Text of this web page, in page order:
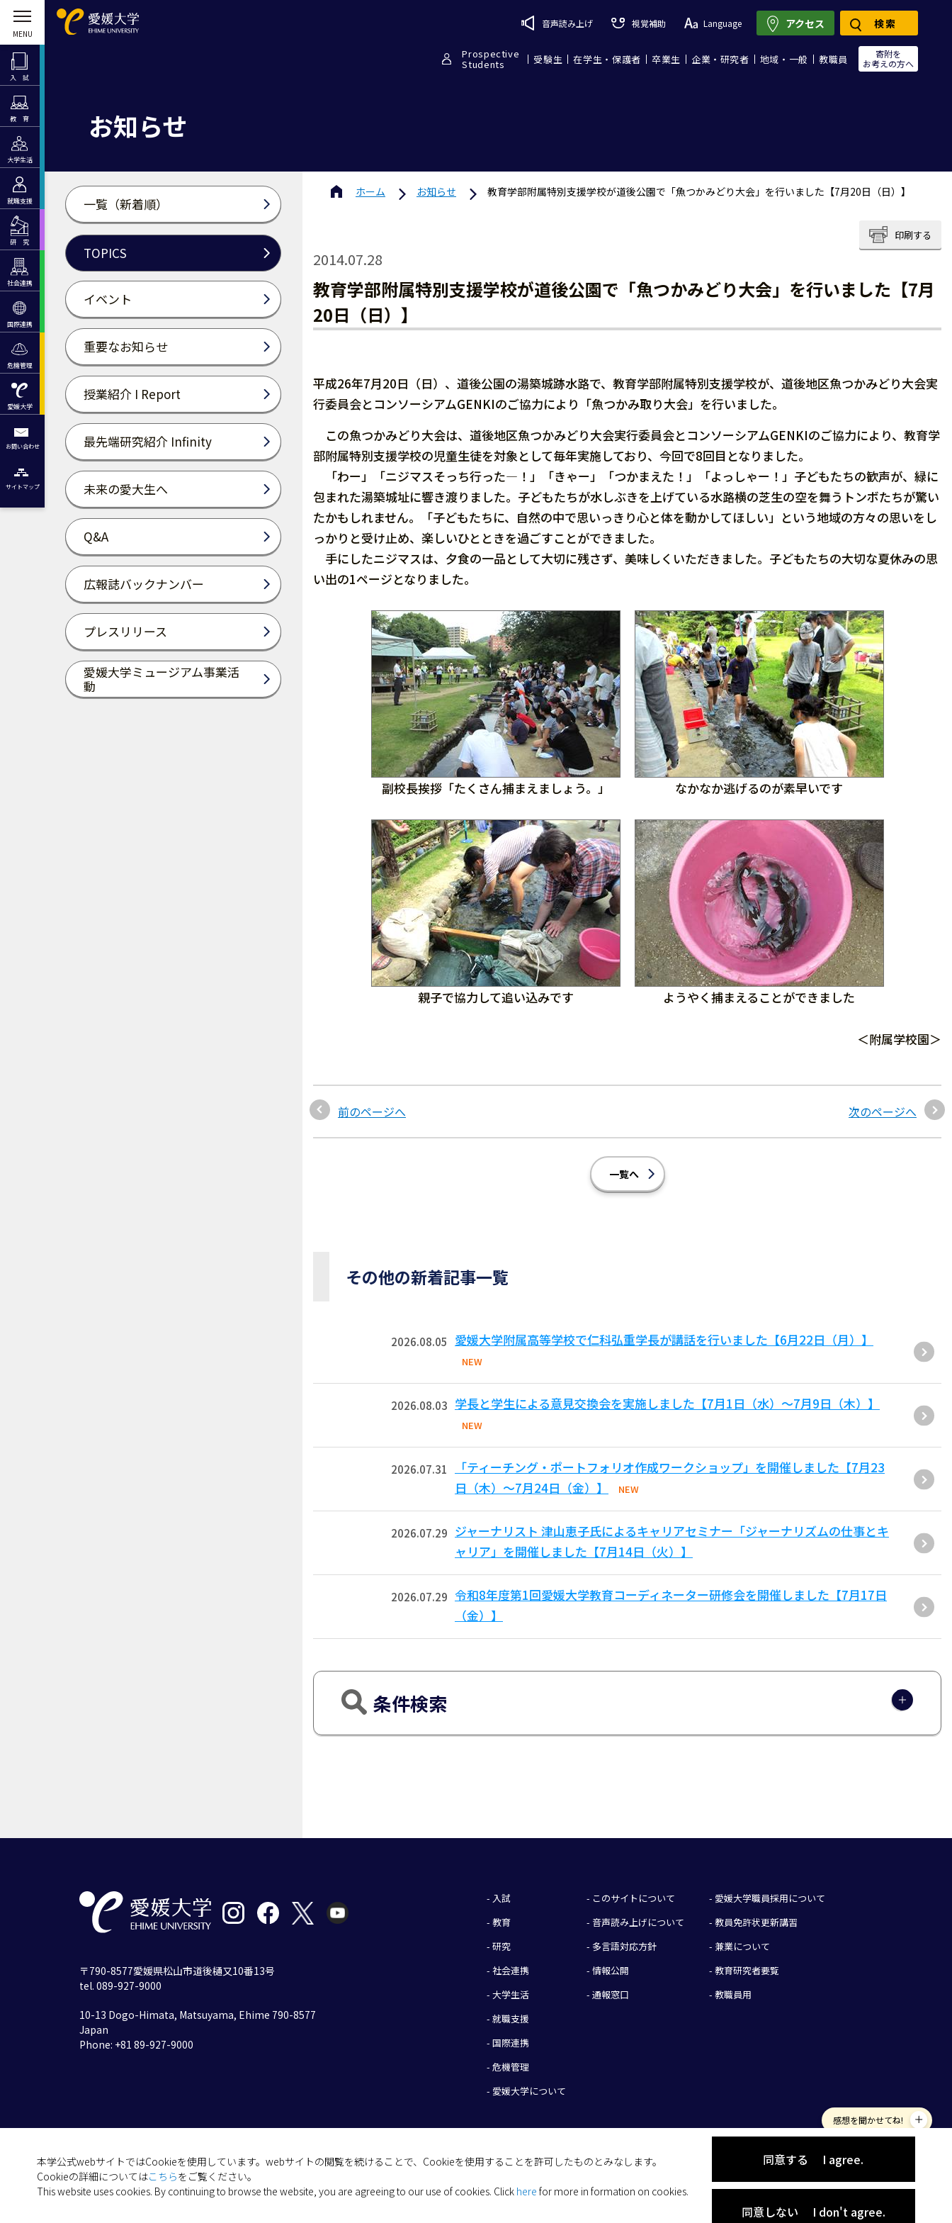
入 試
教 育
大学生活
就職支援
研 究
社会連携
国際連携
危機管理
愛媛大学
お問い合わせ
サイトマップ
音声読み上げ 視覚補助 Language
Prospective
Students 受験生 在学生・保護者 卒業生 企業・研究者 地域・一般 教職員
寄附を
お考えの方へ
アクセス 検索
お知らせ
一覧（新着順）
TOPICS
イベント
重要なお知らせ
授業紹介 I Report
最先端研究紹介 Infinity
未来の愛大生へ
Q&A
広報誌バックナンバー
プレスリリース
愛媛大学ミュージアム事業活
動
ホーム お知らせ 教育学部附属特別支援学校が道後公園で「魚つかみどり大会」を行いました【7月20日（日）】
印刷する
2014.07.28
教育学部附属特別支援学校が道後公園で「魚つかみどり大会」を行いました【7月
20日（日）】
平成26年7月20日（日）、道後公園の湯築城跡水路で、教育学部附属特別支援学校が、道後地区魚つかみどり大会実
行委員会とコンソーシアムGENKIのご協力により「魚つかみ取り大会」を行いました。
この魚つかみどり大会は、道後地区魚つかみどり大会実行委員会とコンソーシアムGENKIのご協力により、教育学
部附属特別支援学校の児童生徒を対象として毎年実施しており、今回で8回目となりました。
「わー」「ニジマスそっち行った―！」「きゃー」「つかまえた！」「よっしゃー！」子どもたちの歓声が、緑に
包まれた湯築城址に響き渡りました。子どもたちが水しぶきを上げている水路横の芝生の空を舞うトンボたちが驚い
たかもしれません。「子どもたちに、自然の中で思いっきり心と体を動かしてほしい」という地域の方々の思いをし
っかりと受け止め、楽しいひとときを過ごすことができました。
手にしたニジマスは、夕食の一品として大切に残さず、美味しくいただきました。子どもたちの大切な夏休みの思
い出の1ページとなりました。
副校長挨拶「たくさん捕まえましょう。」 なかなか逃げるのが素早いです
親子で協力して追い込みです ようやく捕まえることができました
＜附属学校園＞
前のページへ 次のページへ
一覧へ
その他の新着記事一覧
2026.08.05 愛媛大学附属高等学校で仁科弘重学長が講話を行いました【6月22日（月）】
NEW
2026.08.03 学長と学生による意見交換会を実施しました【7月1日（水）～7月9日（木）】
NEW
2026.07.31
「ティーチング・ポートフォリオ作成ワークショップ」を開催しました【7月23
日（木）～7月24日（金）】
NEW
2026.07.29 ジャーナリスト 津山恵子氏によるキャリアセミナー「ジャーナリズムの仕事とキ
ャリア」を開催しました【7月14日（火）】
2026.07.29 令和8年度第1回愛媛大学教育コーディネーター研修会を開催しました【7月17日
（金）】
条件検索
本学公式webサイトではCookieを使用しています。webサイトの閲覧を続けることで、Cookieを使用することを許可したものとみなします。
Cookieの詳細についてはこちらをご覧ください。
This website uses cookies. By continuing to browse the website, you are agreeing to our use of cookies. Click here for more in formation on cookies.
同意する I agree.
同意しない I don't agree.
感想を聞かせてね!
- 入試
- 教育
- 研究
- 社会連携
- 大学生活
- 就職支援
- 国際連携
- 危機管理
- 愛媛大学について
- このサイトについて
- 音声読み上げについて
- 多言語対応方針
- 情報公開
- 通報窓口
- 愛媛大学職員採用について
- 教員免許状更新講習
- 兼業について
- 教育研究者要覧
- 教職員用
〒790-8577愛媛県松山市道後樋又10番13号
tel. 089-927-9000
10-13 Dogo-Himata, Matsuyama, Ehime 790-8577
Japan
Phone: +81 89-927-9000
(C) 2026 Ehime University.